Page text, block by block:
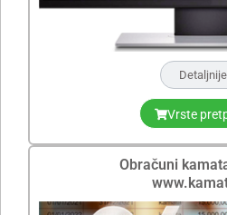
Detaljnije
Vrste
Obračuni